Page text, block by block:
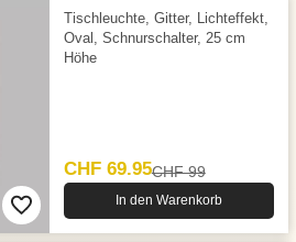
Tischleuchte, Gitter, Lichteffekt,
Oval, Schnurschalter, 25 cm
Höhe
CHF 69.95CHF 99
In den Warenkorb